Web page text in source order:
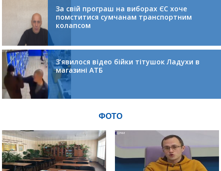
За свій програш на виборах ЄС хоче
помститися сумчанам транспортним
колапсом
З’явилося відео бійки тітушок Ладухи в
магазині АТБ
ФОТО